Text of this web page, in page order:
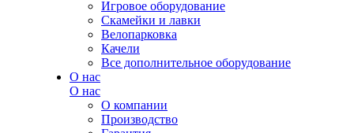
Игровое оборудование
Скамейки и лавки
Велопарковка
Качели
Все дополнительное оборудование
О нас
О нас
О компании
Производство